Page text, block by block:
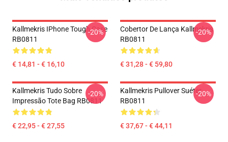
Kallmekris IPhone Tough Case
RB0811
€ 14,81 - € 16,10
-20%
Cobertor De Lança Kallmekris
RB0811
€ 31,28 - € 59,80
-20%
Kallmekris Tudo Sobre
Impressão Tote Bag RB0811
€ 22,95 - € 27,55
-20%
Kallmekris Pullover Suéter
RB0811
€ 37,67 - € 44,11
-20%